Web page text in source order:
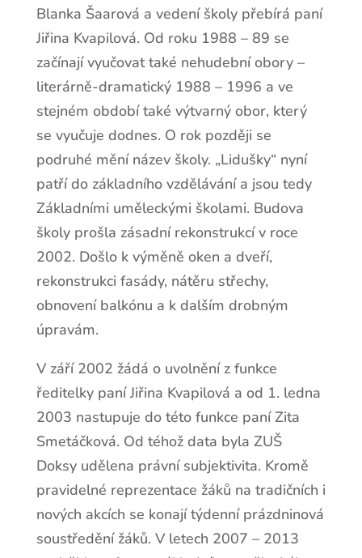
Blanka Šaarová a vedení školy přebírá paní
Jiřina Kvapilová. Od roku 1988 – 89 se
začínají vyučovat také nehudební obory –
literárně-dramatický 1988 – 1996 a ve
stejném období také výtvarný obor, který
se vyučuje dodnes. O rok později se
podruhé mění název školy. „Lidušky“ nyní
patří do základního vzdělávání a jsou tedy
Základními uměleckými školami. Budova
školy prošla zásadní rekonstrukcí v roce
2002. Došlo k výměně oken a dveří,
rekonstrukci fasády, nátěru střechy,
obnovení balkónu a k dalším drobným
úpravám.
V září 2002 žádá o uvolnění z funkce
ředitelky paní Jiřina Kvapilová a od 1. ledna
2003 nastupuje do této funkce paní Zita
Smetáčková. Od téhož data byla ZUŠ
Doksy udělena právní subjektivita. Kromě
pravidelné reprezentace žáků na tradičních i
nových akcích se konají týdenní prázdninová
soustředění žáků. V letech 2007 – 2013